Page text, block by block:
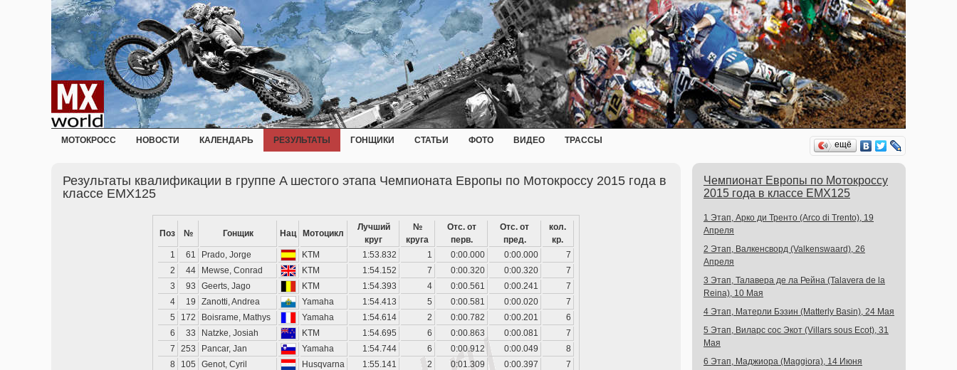
МОТОКРОСС НОВОСТИ КАЛЕНДАРЬ РЕЗУЛЬТАТЫ ГОНЩИКИ СТАТЬИ ФОТО ВИДЕО ТРАССЫ ещё
Результаты квалификации в группе A шестого этапа Чемпионата Европы по Мотокроссу 2015 года в
классе EMX125
Поз № Гонщик Нац Мотоцикл
Лучший
круг
№
круга
Отс. от
перв.
Отс. от
пред.
кол.
кр.
1
61 Prado, Jorge KTM 1:53.832 1 0:00.000 0:00.000
7
2
44 Mewse, Conrad KTM 1:54.152 7 0:00.320 0:00.320
7
3
93 Geerts, Jago KTM 1:54.393 4 0:00.561 0:00.241
7
4
19 Zanotti, Andrea Yamaha 1:54.413 5 0:00.581 0:00.020
7
5
172 Boisrame, Mathys Yamaha 1:54.614 2 0:00.782 0:00.201
6
6
33 Natzke, Josiah KTM 1:54.695 6 0:00.863 0:00.081
7
7
253 Pancar, Jan Yamaha 1:54.744 6 0:00.912 0:00.049
8
8
105 Genot, Cyril Husqvarna 1:55.141 2 0:01.309 0:00.397
7
Чемпионат Европы по Мотокроссу
2015 года в классе EMX125
1 Этап, Арко ди Тренто (Arco di Trento), 19
Апреля
2 Этап, Валкенсворд (Valkenswaard), 26
Апреля
3 Этап, Талавера де ла Рейна (Talavera de la
Reina), 10 Мая
4 Этап, Матерли Бэзин (Matterly Basin), 24 Мая
5 Этап, Виларс сос Экот (Villars sous Ecot), 31
Мая
6 Этап, Маджиора (Maggiora), 14 Июня